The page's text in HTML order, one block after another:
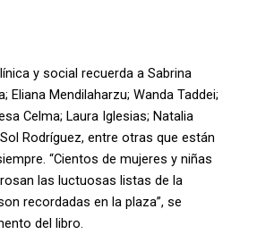
y social recuerda a Sabrina
Eliana Mendilaharzu; Wanda Taddei;
Celma; Laura Iglesias; Natalia
Rodríguez, entre otras que están
“Cientos de mujeres y niñas
las luctuosas listas de la
recordadas en la plaza”, se
del libro.